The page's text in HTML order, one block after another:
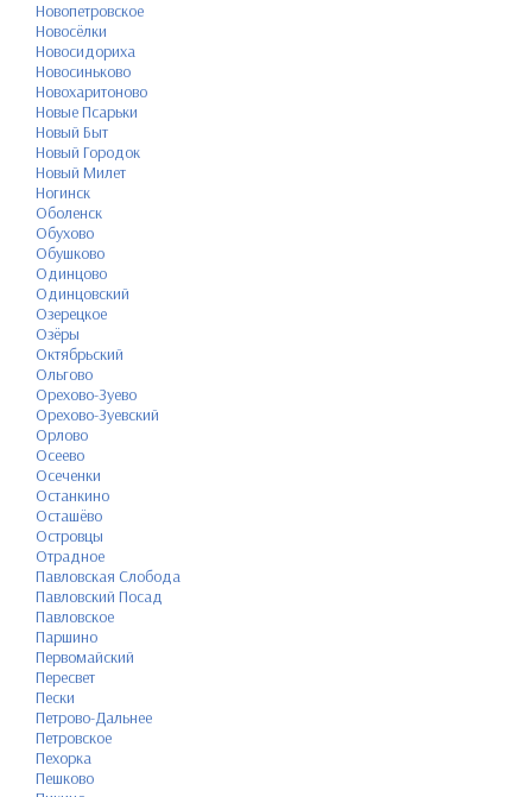
Новопетровское
Новосёлки
Новосидориха
Новосиньково
Новохаритоново
Новые Псарьки
Новый Быт
Новый Городок
Новый Милет
Ногинск
Оболенск
Обухово
Обушково
Одинцово
Одинцовский
Озерецкое
Озёры
Октябрьский
Ольгово
Орехово-Зуево
Орехово-Зуевский
Орлово
Осеево
Осеченки
Останкино
Осташёво
Островцы
Отрадное
Павловская Слобода
Павловский Посад
Павловское
Паршино
Первомайский
Пересвет
Пески
Петрово-Дальнее
Петровское
Пехорка
Пешково